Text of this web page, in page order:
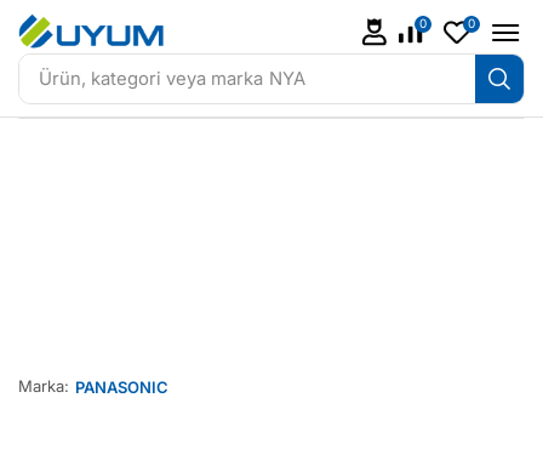
Ürün, kategori veya marka NYA
0 0
Marka: PANASONIC